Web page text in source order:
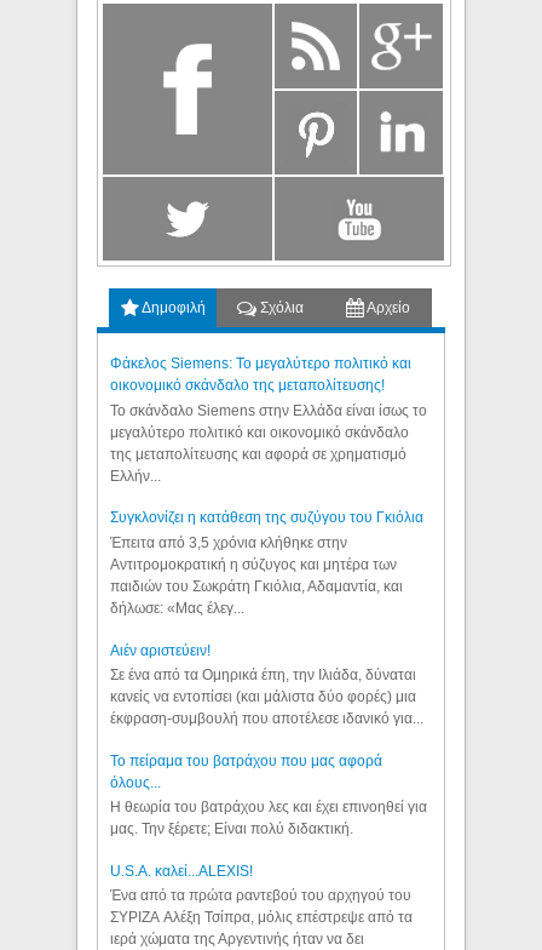
Δημοφιλή Σχόλια Αρχείο
Φάκελος Siemens: Το μεγαλύτερο πολιτικό και
οικονομικό σκάνδαλο της μεταπολίτευσης!
Το σκάνδαλο Siemens στην Ελλάδα είναι ίσως το
μεγαλύτερο πολιτικό και οικονομικό σκάνδαλο
της μεταπολίτευσης και αφορά σε χρηματισμό
Ελλήν...
Συγκλονίζει η κατάθεση της συζύγου του Γκιόλια
Έπειτα από 3,5 χρόνια κλήθηκε στην
Αντιτρομοκρατική η σύζυγος και μητέρα των
παιδιών του Σωκράτη Γκιόλια, Αδαμαντία, και
δήλωσε: «Μας έλεγ...
Aιέν αριστεύειν!
Σε ένα από τα Ομηρικά έπη, την Ιλιάδα, δύναται
κανείς να εντοπίσει (και μάλιστα δύο φορές) μια
έκφραση-συμβουλή που αποτέλεσε ιδανικό για...
Το πείραμα του βατράχου που μας αφορά
όλους...
Η θεωρία του βατράχου λες και έχει επινοηθεί για
μας. Την ξέρετε; Είναι πολύ διδακτική.
U.S.A. καλεί...ALEXIS!
Ένα από τα πρώτα ραντεβού του αρχηγού του
ΣΥΡΙΖΑ Αλέξη Τσίπρα, μόλις επέστρεψε από τα
ιερά χώματα της Αργεντινής ήταν να δει